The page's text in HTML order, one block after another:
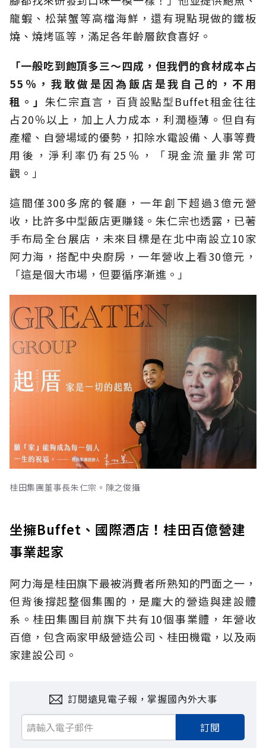
龍蝦、松葉蟹等高檔海鮮，還有現點現做的鐵板
燒、燒烤區等，滿足各年齡層飲食喜好。
「一般吃到飽頂多三～四成，但我們的食材成本占
55％，我敢做是因為飯店是我自己的，不用
租。」 朱仁宗直言，百貨設點型Buffet租金往往
占20％以上，加上人力成本，利潤極薄。但自有
產權、自營場域的優勢，扣除水電設備、人事等費
用後，淨利率仍有25％，「現金流量非常可
觀。」
這間僅300多席的餐廳，一年創下超過3億元營
收，比許多中型飯店更賺錢。朱仁宗也透露，已著
手布局全台展店，未來目標是在北中南設立10家
阿力海，搭配中央廚房，一年營收上看30億元，
「這是個大市場，但要循序漸進。」
桂田集團董事長朱仁宗。陳之俊攝
坐擁Buffet、國際酒店！桂田百億營建
事業起家
阿力海是桂田旗下最被消費者所熟知的門面之一，
但背後撐起整個集團的，是龐大的營造與建設體
系。桂田集團目前旗下共有10個事業體，年營收
百億，包含兩家甲級營造公司、桂田機電，以及兩
家建設公司。
訂閱遠見電子報，掌握國內外大事
訂閱